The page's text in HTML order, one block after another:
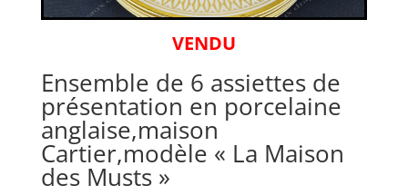
VENDU
Ensemble de 6 assiettes de
présentation en porcelaine
anglaise,maison
Cartier,modèle « La Maison
des Musts »